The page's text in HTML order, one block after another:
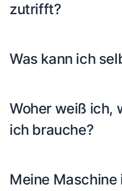
zutrifft?
Was kann ich
Woher weiß ich,
ich brauche?
Meine Maschine